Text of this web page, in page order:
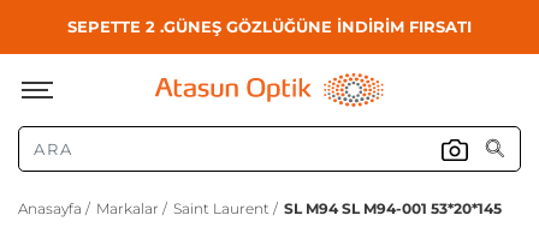
SEPETTE 2 .GÜNEŞ GÖZLÜĞÜNE İNDİRİM FIRSATI
Anasayfa / Markalar / Saint Laurent / SL M94 SL M94-001 53*20*145